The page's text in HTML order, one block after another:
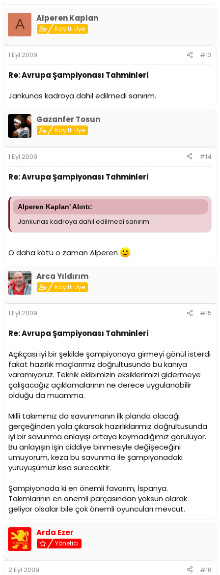
A Alperen Kaplan
Kayıtlı Üye
1 Eyl 2009 #13
Re: Avrupa Şampiyonası Tahminleri
Jankunas kadroya dahil edilmedi sanırım.
Gazanfer Tosun
Kayıtlı Üye
1 Eyl 2009 #14
Re: Avrupa Şampiyonası Tahminleri
Alperen Kaplan' Alıntı:
Jankunas kadroya dahil edilmedi sanırım.
O daha kötü o zaman Alperen
Arca Yıldırım
Kayıtlı Üye
1 Eyl 2009 #15
Re: Avrupa Şampiyonası Tahminleri
Açıkçası iyi bir şekilde şampiyonaya girmeyi gönül isterdi
fakat hazırlık maçlarımız doğrultusunda bu kanıya
varamıyoruz. Teknik ekibimizin eksiklerimizi gidermeye
çalışacağız açıklamalarının ne derece uygulanabilir
olduğu da muamma.
Milli takımımız da savunmanın ilk planda olacağı
gerçeğinden yola çıkarsak hazırlıklarımız doğrultusunda
iyi bir savunma anlayışı ortaya koymadığımız görülüyor.
Bu anlayışın işin ciddiye binmesiyle değişeceğini
umuyorum, keza bu savunma ile şampiyonadaki
yürüyüşümüz kısa sürecektir.
Şampiyonada ki en önemli favorim, İspanya.
Takımlarının en önemli parçasından yoksun olarak
geliyor olsalar bile çok önemli oyuncuları mevcut.
Arda Ezer
Yönetici
2 Eyl 2009 #16